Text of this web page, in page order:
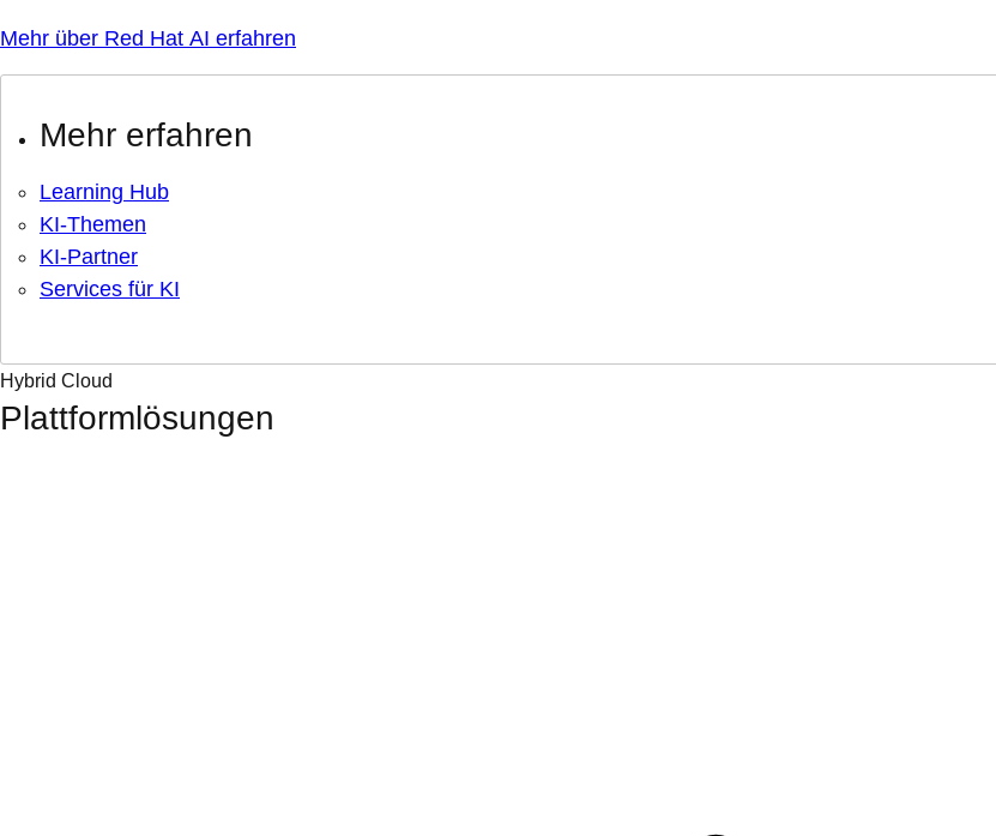
Mehr über Red Hat AI erfahren
Mehr erfahren
Learning Hub
KI-Themen
KI-Partner
Services für KI
Hybrid Cloud
Plattformlösungen